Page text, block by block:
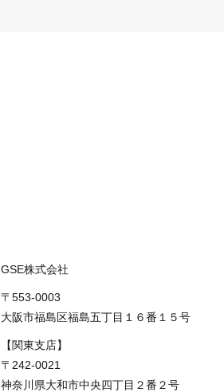
GSE株式会社
〒553-0003
大阪市福島区福島五丁目１６番１５号
【関東支店】
〒242-0021
神奈川県大和市中央四丁目２番２号